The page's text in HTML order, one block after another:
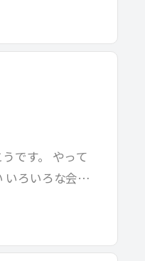
です。 やって
いろいろな会社